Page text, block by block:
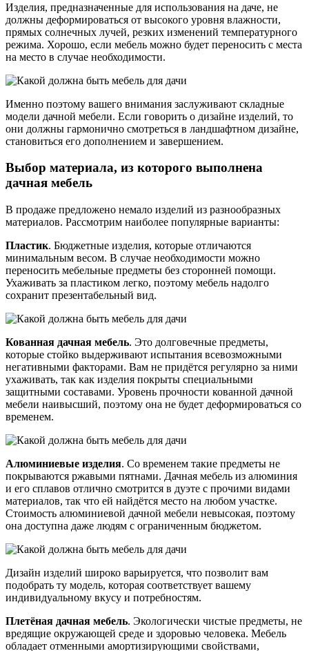
Изделия, предназначенные для использования на даче, не
должны деформироваться от высокого уровня влажности,
прямых солнечных лучей, резких изменений температурного
режима. Хорошо, если мебель можно будет переносить с места
на место в случае необходимости.
Именно поэтому вашего внимания заслуживают складные
модели дачной мебели. Если говорить о дизайне изделий, то
они должны гармонично смотреться в ландшафтном дизайне,
становиться его дополнением и завершением.
Выбор материала, из которого выполнена
дачная мебель
В продаже предложено немало изделий из разнообразных
материалов. Рассмотрим наиболее популярные варианты:
Пластик. Бюджетные изделия, которые отличаются
минимальным весом. В случае необходимости можно
переносить мебельные предметы без сторонней помощи.
Ухаживать за пластиком легко, поэтому мебель надолго
сохранит презентабельный вид.
Кованная дачная мебель. Это долговечные предметы,
которые стойко выдерживают испытания всевозможными
негативными факторами. Вам не придётся регулярно за ними
ухаживать, так как изделия покрыты специальными
защитными составами. Уровень прочности кованной дачной
мебели наивысший, поэтому она не будет деформироваться со
временем.
Алюминиевые изделия. Со временем такие предметы не
покрываются ржавыми пятнами. Дачная мебель из алюминия
и его сплавов отлично смотрится в дуэте с прочими видами
материалов, так что ей найдётся место на любом участке.
Стоимость алюминиевой дачной мебели невысокая, поэтому
она доступна даже людям с ограниченным бюджетом.
Дизайн изделий широко варьируется, что позволит вам
подобрать ту модель, которая соответствует вашему
индивидуальному вкусу и потребностям.
Плетёная дачная мебель. Экологически чистые предметы, не
вредящие окружающей среде и здоровью человека. Мебель
обладает отменными амортизирующими свойствами,